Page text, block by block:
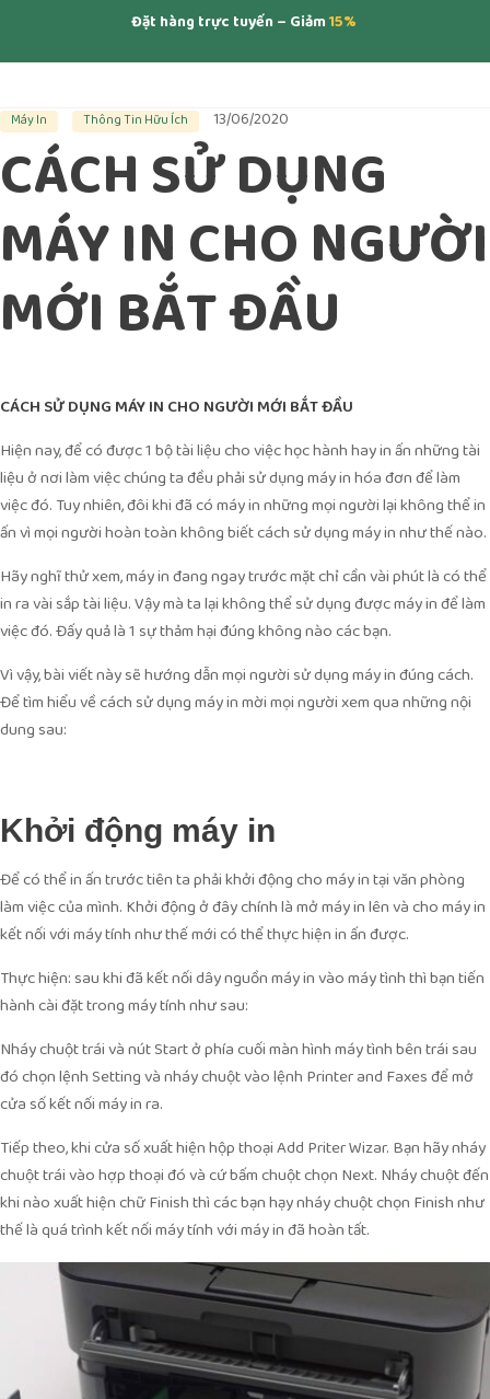
Đặt hàng trực tuyến – Giảm15%
Máy In Thông Tin Hữu Ích 13/06/2020
CÁCH SỬ DỤNG
MÁY IN CHO NGƯỜI
MỚI BẮT ĐẦU
CÁCH SỬ DỤNG MÁY IN CHO NGƯỜI MỚI BẮT ĐẦU
Hiện nay, để có được 1 bộ tài liệu cho việc học hành hay in ấn những tài
liệu ở nơi làm việc chúng ta đều phải sử dụng máy in hóa đơn để làm
việc đó. Tuy nhiên, đôi khi đã có máy in những mọi người lại không thể in
ấn vì mọi người hoàn toàn không biết cách sử dụng máy in như thế nào.
Hãy nghĩ thử xem, máy in đang ngay trước mặt chỉ cần vài phút là có thể
in ra vài sắp tài liệu. Vậy mà ta lại không thể sử dụng được máy in để làm
việc đó. Đấy quả là 1 sự thảm hại đúng không nào các bạn.
Vì vậy, bài viết này sẽ hướng dẫn mọi người sử dụng máy in đúng cách.
Để tìm hiểu về cách sử dụng máy in mời mọi người xem qua những nội
dung sau:
Khởi động máy in
Để có thể in ấn trước tiên ta phải khởi động cho máy in tại văn phòng
làm việc của mình. Khởi động ở đây chính là mở máy in lên và cho máy in
kết nối với máy tính như thế mới có thể thực hiện in ấn được.
Thực hiện: sau khi đã kết nối dây nguồn máy in vào máy tình thì bạn tiến
hành cài đặt trong máy tính như sau:
Nháy chuột trái và nút Start ở phía cuối màn hình máy tình bên trái sau
đó chọn lệnh Setting và nháy chuột vào lệnh Printer and Faxes để mở
cửa số kết nối máy in ra.
Tiếp theo, khi cửa số xuất hiện hộp thoại Add Priter Wizar. Bạn hãy nháy
chuột trái vào hợp thoại đó và cứ bấm chuột chọn Next. Nháy chuột đến
khi nào xuất hiện chữ Finish thì các bạn hạy nháy chuột chọn Finish như
thế là quá trình kết nối máy tính với máy in đã hoàn tất.